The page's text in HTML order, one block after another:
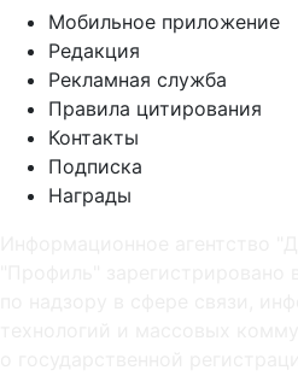
Мобильное приложение
Редакция
Рекламная служба
Правила цитирования
Контакты
Подписка
Награды